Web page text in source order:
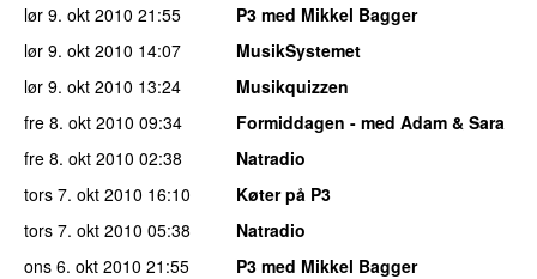
lør 9. okt 2010 21:55
P3 med Mikkel Bagger
lør 9. okt 2010 14:07
MusikSystemet
lør 9. okt 2010 13:24
Musikquizzen
fre 8. okt 2010 09:34
Formiddagen - med Adam & Sara
fre 8. okt 2010 02:38
Natradio
tors 7. okt 2010 16:10
Køter på P3
tors 7. okt 2010 05:38
Natradio
ons 6. okt 2010 21:55
P3 med Mikkel Bagger